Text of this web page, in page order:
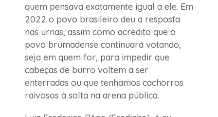
quem pensava exatamente igual a ele. Em
2022 o povo brasileiro deu a resposta
nas urnas, assim como acredito que o
povo brumadense continuará votando,
seja em quem for, para impedir que
cabeças de burro voltem a ser
enterradas ou que tenhamos cachorros
raivosos à solta na arena pública.